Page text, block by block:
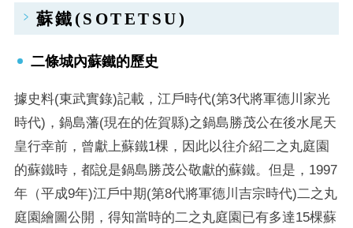
蘇鐵(SOTETSU)
二條城內蘇鐵的歷史
據史料(東武實錄)記載，江戶時代(第3代將軍德川家光
時代)，鍋島藩(現在的佐賀縣)之鍋島勝茂公在後水尾天
皇行幸前，曾獻上蘇鐵1棵，因此以往介紹二之丸庭園
的蘇鐵時，都說是鍋島勝茂公敬獻的蘇鐵。但是，1997
年（平成9年)江戶中期(第8代將軍德川吉宗時代)二之丸
庭園繪圖公開，得知當時的二之丸庭園已有多達15棵蘇